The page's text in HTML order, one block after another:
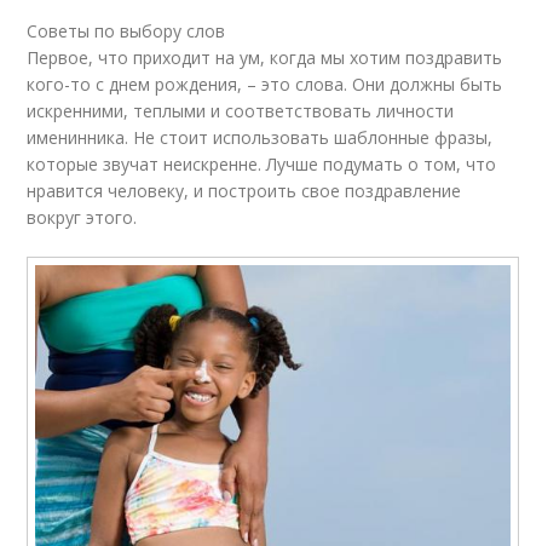
Советы по выбору слов
Первое, что приходит на ум, когда мы хотим поздравить
кого-то с днем рождения, – это слова. Они должны быть
искренними, теплыми и соответствовать личности
именинника. Не стоит использовать шаблонные фразы,
которые звучат неискренне. Лучше подумать о том, что
нравится человеку, и построить свое поздравление
вокруг этого.